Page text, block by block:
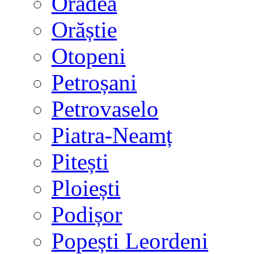
Orăștie
Otopeni
Petroșani
Petrovaselo
Piatra-Neamț
Pitești
Ploiești
Podișor
Popești Leordeni